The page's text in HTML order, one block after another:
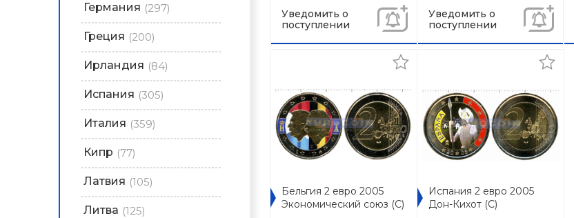
Германия (297)
Греция (200)
Ирландия (84)
Испания (305)
Италия (359)
Кипр (77)
Латвия (105)
Литва (125)
Уведомить о
поступлении
Уведомить о
поступлении
Бельгия 2 евро 2005
Экономический союз (C)
Испания 2 евро 2005
Дон-Кихот (C)